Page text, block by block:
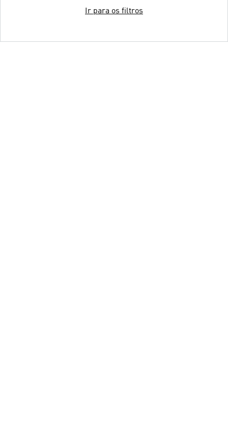
Ir para os filtros